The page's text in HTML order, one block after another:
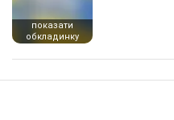
показати
обкладинку